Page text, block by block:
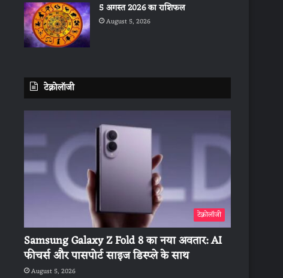
5 अगस्त 2026 का राशिफल
August 5, 2026
टेक्नोलॉजी
टेक्नोलॉजी
Samsung Galaxy Z Fold 8 का नया अवतार: AI
फीचर्स और पासपोर्ट साइज डिस्प्ले के साथ
August 5, 2026